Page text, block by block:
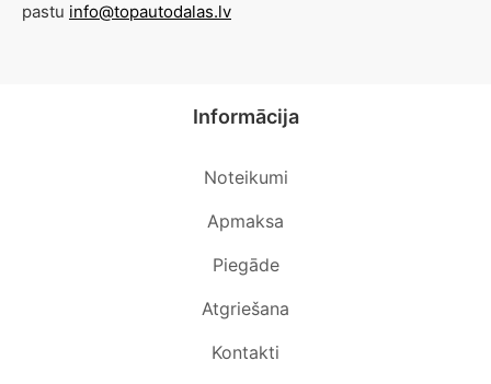
pastu info@topautodalas.lv
Informācija
Noteikumi
Apmaksa
Piegāde
Atgriešana
Kontakti